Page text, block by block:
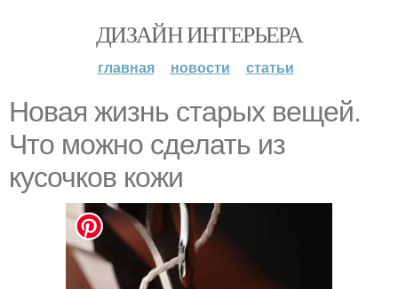
ДИЗАЙН ИНТЕРЬЕРА
главная новости статьи
Новая жизнь старых вещей.
Что можно сделать из
кусочков кожи